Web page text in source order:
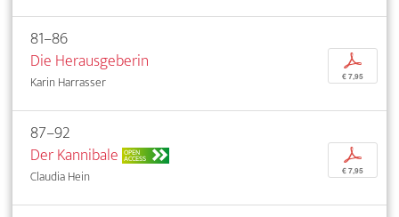
81–86
Die Herausgeberin
Karin Harrasser
p
€ 7,95
87–92
Der Kannibale OPEN
ACCESS
Claudia Hein
p
€ 7,95